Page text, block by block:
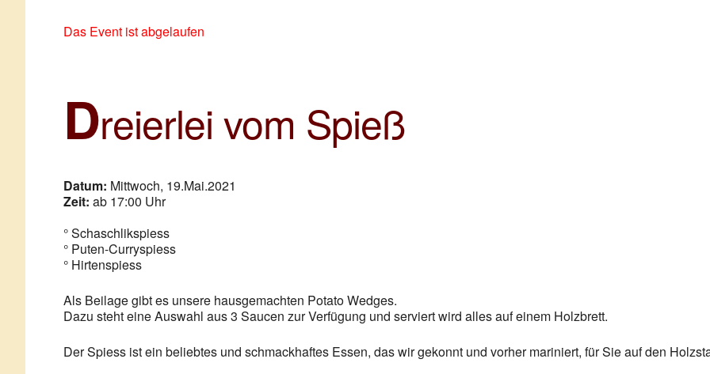
NICKIS RESTAURANT – 3950 GMÜND –
Das Event ist abgelaufen
Dreierlei vom Spieß
Datum: Mittwoch, 19.Mai.2021
Zeit: ab 17:00 Uhr
° Schaschlikspiess
° Puten-Curryspiess
° Hirtenspiess
Als Beilage gibt es unsere hausgemachten Potato Wedges.
Dazu steht eine Auswahl aus 3 Saucen zur Verfügung und serviert wird alles auf einem Holzbrett.
Der Spiess ist ein beliebtes und schmackhaftes Essen, das wir gekonnt und vorher mariniert, für Sie auf den